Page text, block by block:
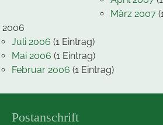
März 2007
2006
Juli 2006 (1 Eintrag)
Mai 2006 (1 Eintrag)
Februar 2006 (1 Eintrag)
Postanschrift